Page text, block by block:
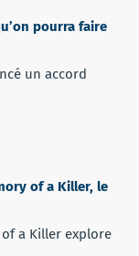
pourra faire
un accord
of a Killer, le
a Killer explore